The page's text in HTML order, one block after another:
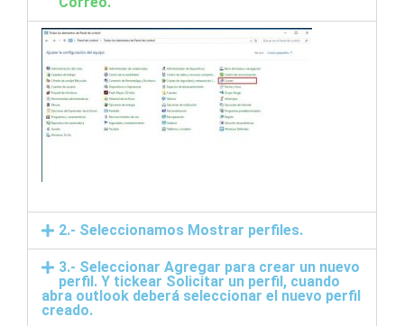
2.- Seleccionamos Mostrar perfiles.
3.- Seleccionar Agregar para crear un nuevo
perfil. Y tickear Solicitar un perfil, cuando
abra outlook deberá seleccionar el nuevo perfil
creado.